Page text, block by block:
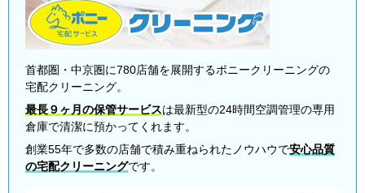
首都圏・中京圏に780店舗を展開するポニークリーニングの
宅配クリーニング。
最長９ヶ月の保管サービスは最新型の24時間空調管理の専用
倉庫で清潔に預かってくれます。
創業55年で多数の店舗で積み重ねられたノウハウで安心品質
の宅配クリーニングです。